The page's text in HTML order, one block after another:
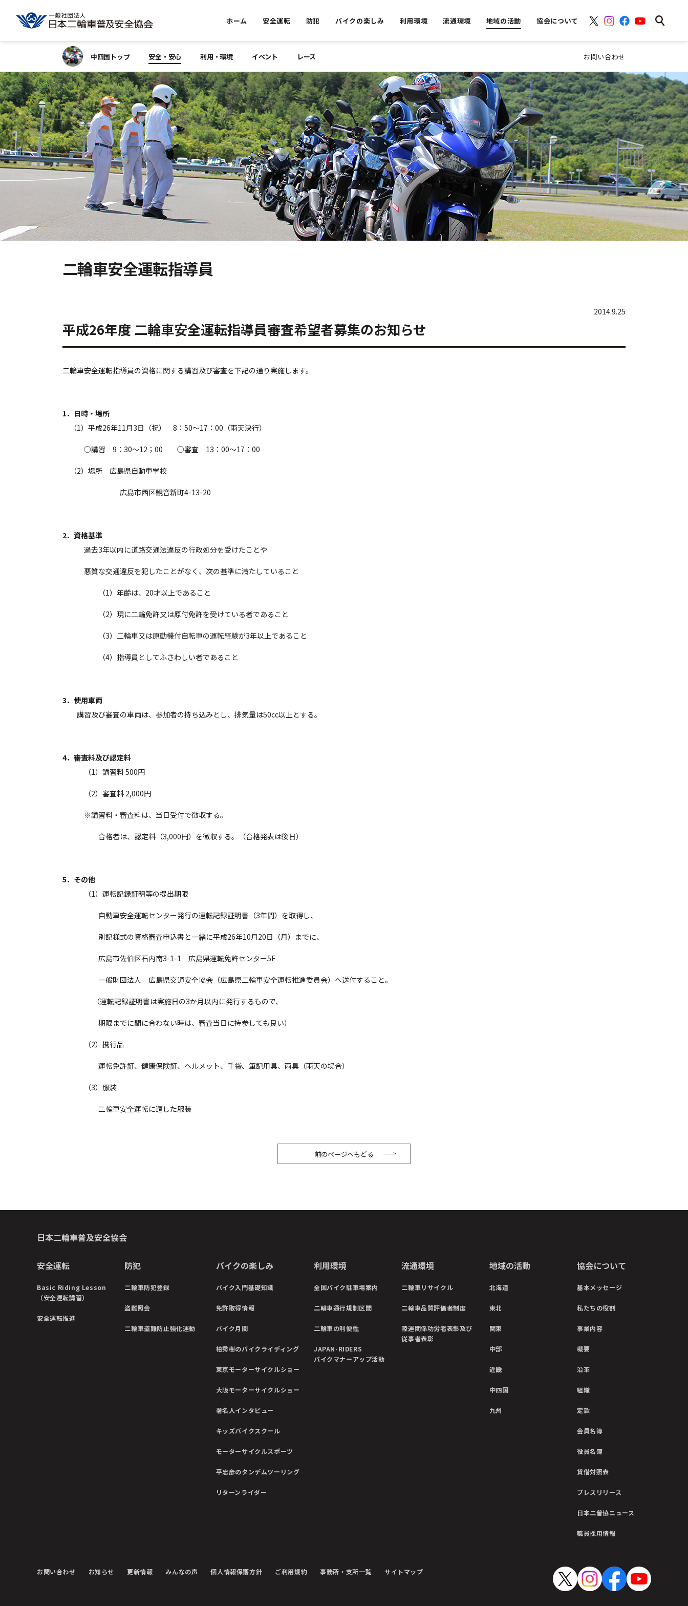
ホーム 安全運転 防犯 バイクの楽しみ 利用環境 流通環境 地域の活動 協会について
中四国トップ 安全・安心 利用・環境 イベント レース お問い合わせ
二輪車安全運転指導員
2014.9.25
平成26年度 二輪車安全運転指導員審査希望者募集のお知らせ
二輪車安全運転指導員の資格に関する講習及び審査を下記の通り実施します。
1．日時・場所
（1）平成26年11月3日（祝） 8：50～17：00（雨天決行）
○講習 9：30～12；00 ○審査 13：00～17：00
（2）場所 広島県自動車学校
広島市西区観音新町4-13-20
2．資格基準
過去3年以内に道路交通法違反の行政処分を受けたことや
悪質な交通違反を犯したことがなく、次の基準に満たしていること
（1）年齢は、20才以上であること
（2）現に二輪免許又は原付免許を受けている者であること
（3）二輪車又は原動機付自転車の運転経験が3年以上であること
（4）指導員としてふさわしい者であること
3．使用車両
講習及び審査の車両は、参加者の持ち込みとし、排気量は50cc以上とする。
4．審査料及び認定料
（1）講習料 500円
（2）審査料 2,000円
※講習料・審査料は、当日受付で徴収する。
合格者は、認定料（3,000円）を徴収する。（合格発表は後日）
5．その他
（1）運転記録証明等の提出期限
自動車安全運転センター発行の運転記録証明書（3年間）を取得し、
別記様式の資格審査申込書と一緒に平成26年10月20日（月）までに、
広島市佐伯区石内南3-1-1 広島県運転免許センター5F
一般財団法人 広島県交通安全協会（広島県二輪車安全運転推進委員会）へ送付すること。
（運転記録証明書は実施日の3か月以内に発行するもので、
期限までに間に合わない時は、審査当日に持参しても良い）
（2）携行品
運転免許証、健康保険証、ヘルメット、手袋、筆記用具、雨具（雨天の場合）
（3）服装
二輪車安全運転に適した服装
前のページへもどる
日本二輪車普及安全協会
安全運転
Basic Riding Lesson
（安全運転講習）
安全運転推進
防犯
二輪車防犯登録
盗難照会
二輪車盗難防止強化運動
バイクの楽しみ
バイク入門基礎知識
免許取得情報
バイク月間
柏秀樹のバイクライディング
東京モーターサイクルショー
大阪モーターサイクルショー
著名人インタビュー
キッズバイクスクール
モーターサイクルスポーツ
平忠彦のタンデムツーリング
リターンライダー
利用環境
全国バイク駐車場案内
二輪車通行規制区間
二輪車の利便性
JAPAN-RIDERS
バイクマナーアップ活動
流通環境
二輪車リサイクル
二輪車品質評価者制度
陸運関係功労者表彰及び
従事者表彰
地域の活動
北海道
東北
関東
中部
近畿
中四国
九州
協会について
基本メッセージ
私たちの役割
事業内容
概要
沿革
組織
定款
会員名簿
役員名簿
貸借対照表
プレスリリース
日本二普協ニュース
職員採用情報
お問い合わせ お知らせ 更新情報 みんなの声 個人情報保護方針 ご利用規約 事務所・支所一覧 サイトマップ